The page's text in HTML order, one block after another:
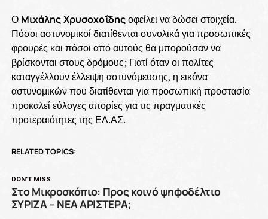
Ο ΜιχάληςΧρυσοχοΐδηςοφείλει να δώσει στοιχεία.
Πόσοι αστυνομικοί διατίθενται συνολικά για προσωπικές
φρουρές και πόσοι από αυτούς θα μπορούσαν να
βρίσκονται στους δρόμους; Γιατί όταν οι πολίτες
καταγγέλλουν έλλειψη αστυνόμευσης, η εικόνα
αστυνομικών που διατίθενται για προσωπική προστασία
προκαλεί εύλογες απορίες για τις πραγματικές
προτεραιότητες της ΕΛ.ΑΣ.
RELATED TOPICS:
DON'T MISS
Στο Μικροσκόπιο: Προς κοινό ψηφοδέλτιο
ΣΥΡΙΖΑ – ΝΕΑ ΑΡΙΣΤΕΡΑ;